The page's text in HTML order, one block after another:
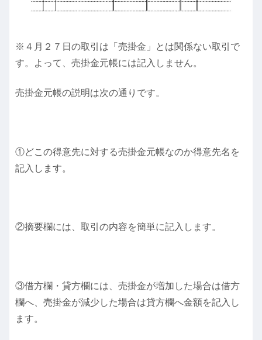
※４月２７日の取引は「売掛金」とは関係ない取引で
す。よって、売掛金元帳には記入しません。
売掛金元帳の説明は次の通りです。
①どこの得意先に対する売掛金元帳なのか得意先名を
記入します。
②摘要欄には、取引の内容を簡単に記入します。
③借方欄・貸方欄には、売掛金が増加した場合は借方
欄へ、売掛金が減少した場合は貸方欄へ金額を記入し
ます。